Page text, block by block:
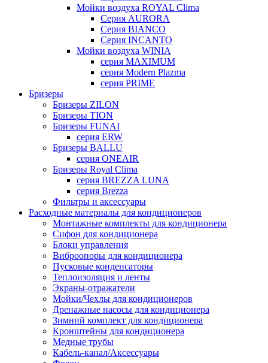
Мойки воздуха ROYAL Clima
Серия AURORA
Серия BIANCO
Серия INCANTO
Мойки воздуха WINIA
серия MAXIMUM
серия Modern Plazma
серия PRIME
Бризеры
Бризеры ZILON
Бризеры TION
Бризеры FUNAI
серия ERW
Бризеры BALLU
серия ONEAIR
Бризеры Royal Clima
серия BREZZA LUNA
серия Brezza
Фильтры и аксессуары
Расходные материалы для кондиционеров
Монтажные комплекты для кондиционера
Сифон для кондиционера
Блоки управления
Виброопоры для кондиционера
Пусковые конденсаторы
Теплоизоляция и ленты
Экраны-отражатели
Мойки/Чехлы для кондиционеров
Дренажные насосы для кондиционера
Зимний комплект для кондиционера
Кронштейны для кондиционера
Медные трубы
Кабель-канал/Аксессуары